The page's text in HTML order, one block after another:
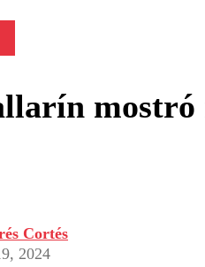
mostró
Cortés
2024